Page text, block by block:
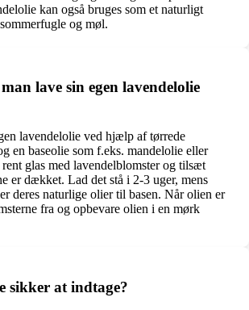
kan også bruges som et naturligt
og møl.
lave sin egen lavendelolie
lavendelolie ved hjælp af tørrede
en baseolie som f.eks. mandelolie eller
glas med lavendelblomster og tilsæt
er dækket. Lad det stå i 2-3 uger, mens
deres naturlige olier til basen. Når olien er
fra og opbevare olien i en mørk
sikker at indtage?